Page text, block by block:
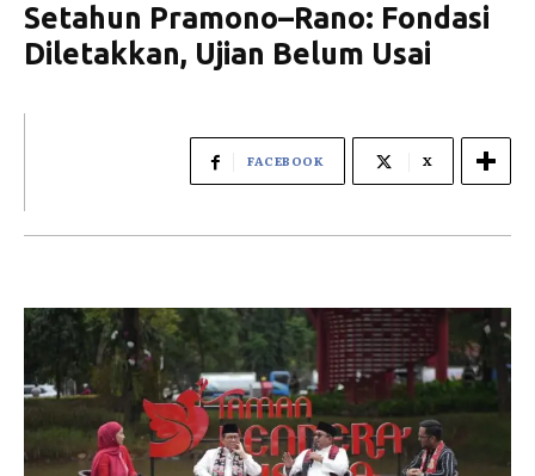
Setahun Pramono–Rano: Fondasi
Diletakkan, Ujian Belum Usai
FACEBOOK X